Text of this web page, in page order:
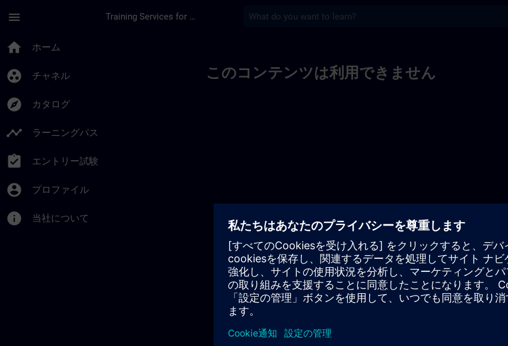
menu Training Services for Digital Industries
home ホーム
group_work チャネル
explore カタログ
timeline ラーニングパス
assignment_turned_in エントリー試験
account_circle プロファイル
info 当社について
このコンテンツは利用できません